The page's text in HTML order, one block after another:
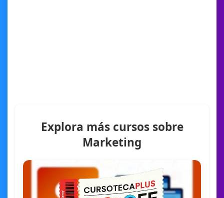
Explora más cursos sobre
Marketing